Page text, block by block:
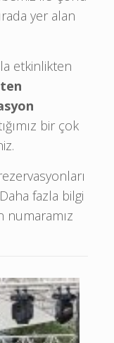
yer alan
etkinlikten
bir çok
fazla bilgi
numaramız